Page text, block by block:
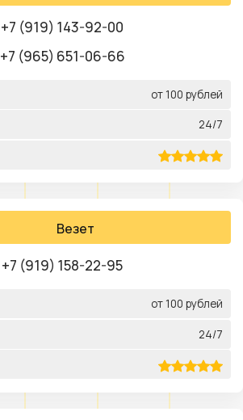
+7 (919) 143-92-00
+7 (965) 651-06-66
от 100 рублей
24/7
Везет
+7 (919) 158-22-95
от 100 рублей
24/7